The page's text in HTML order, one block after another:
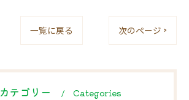
一覧に戻る 次のページ >
カテゴリー Categories